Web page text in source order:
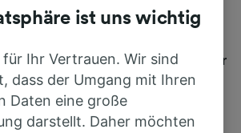
Busreisen miteinander.
geht – starten Sie mit uns.
für Verbindungen von mehr
Busunternehmen.
ist uns wichtig
für Ihr Vertrauen. Wir sind
dass der Umgang mit Ihren
Daten eine große
darstellt. Daher möchten